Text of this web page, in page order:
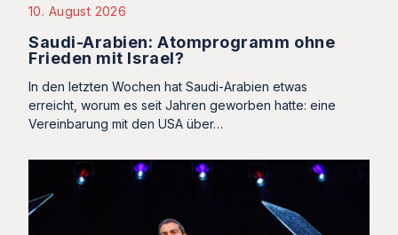
10. August 2026
Saudi-Arabien: Atomprogramm ohne
Frieden mit Israel?
In den letzten Wochen hat Saudi-Arabien etwas
erreicht, worum es seit Jahren geworben hatte: eine
Vereinbarung mit den USA über…